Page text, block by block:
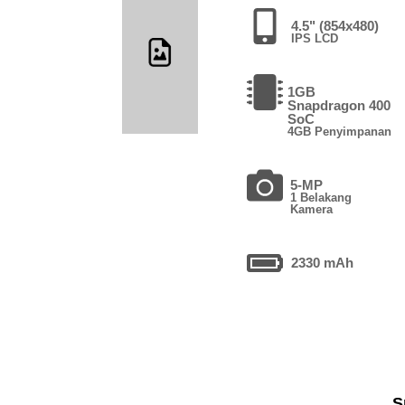
4.5" (854x480)
IPS LCD
1GB
Snapdragon 400
SoC
4GB Penyimpanan
5-MP
1 Belakang
Kamera
2330 mAh